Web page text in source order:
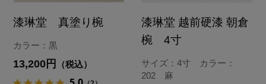
漆琳堂 真塗り椀
カラー：黒
13,200円 （税込）
漆琳堂 越前硬漆 朝倉
椀 4寸
サイズ：4寸 カラー：
202 麻